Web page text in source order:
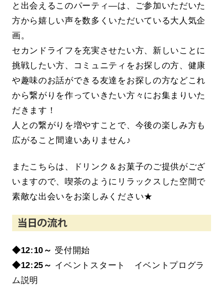
と出会えるこのパーティ―は、ご参加いただいた
方から嬉しい声を数多くいただいている大人気企
画。
セカンドライフを充実させたい方、新しいことに
挑戦したい方、コミュニティをお探しの方、健康
や趣味のお話ができる友達をお探しの方などこれ
から繋がりを作っていきたい方々にお集まりいた
だきます！
人との繋がりを増やすことで、今後の楽しみ方も
広がること間違いありません♪
またこちらは、ドリンク＆お菓子のご提供がござ
いますので、喫茶のようにリラックスした空間で
素敵な出会いをお楽しみください★
◆12:10～ 受付開始
◆12:25～ イベントスタート イベントプログラ
ム説明